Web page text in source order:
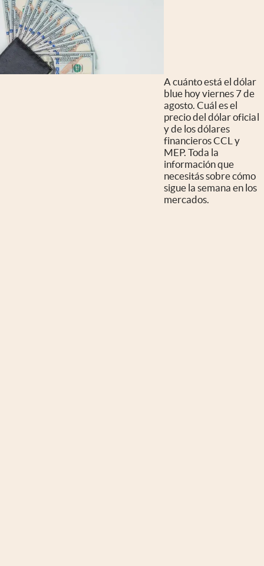
A cuánto está el dólar
blue hoy viernes 7 de
agosto. Cuál es el
precio del dólar oficial
y de los dólares
financieros CCL y
MEP. Toda la
información que
necesitás sobre cómo
sigue la semana en los
mercados.